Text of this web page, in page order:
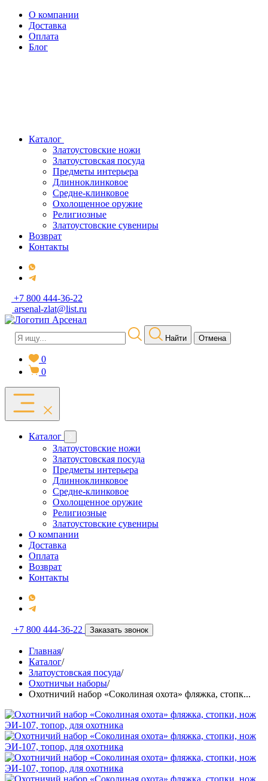
О компании
Доставка
Оплата
Блог
Каталог
Златоустовские ножи
Златоустовская посуда
Предметы интерьера
Длинноклинковое
Средне-клинковое
Охолощенное оружие
Религиозные
Златоустовские сувениры
Возврат
Контакты
+7 800 444-36-22
arsenal-zlat@list.ru
Найти Отмена
0
0
Каталог
Златоустовские ножи
Златоустовская посуда
Предметы интерьера
Длинноклинковое
Средне-клинковое
Охолощенное оружие
Религиозные
Златоустовские сувениры
О компании
Доставка
Оплата
Возврат
Контакты
+7 800 444-36-22 Заказать звонок
Главная/
Каталог/
Златоустовская посуда/
Охотничьи наборы/
Охотничий набор «Соколиная охота» фляжка, стопк...